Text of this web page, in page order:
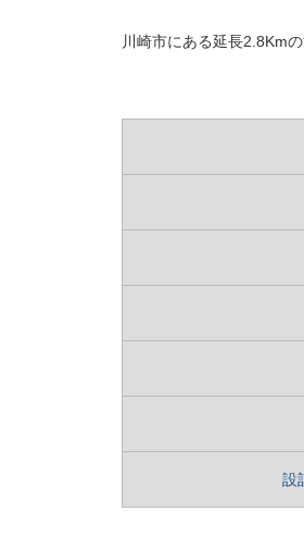
川崎市にある延長2.8Km
設